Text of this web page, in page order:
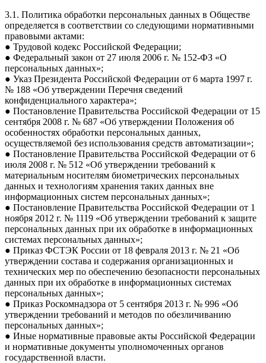
3.1. Политика обработки персональных данных в Обществе
определяется в соответствии со следующими нормативными
правовыми актами:
● Трудовой кодекс Российской Федерации;
● Федеральный закон от 27 июля 2006 г. № 152-ФЗ «О
персональных данных»;
● Указ Президента Российской Федерации от 6 марта 1997 г.
№ 188 «Об утверждении Перечня сведений
конфиденциального характера»;
● Постановление Правительства Российской Федерации от 15
сентября 2008 г. № 687 «Об утверждении Положения об
особенностях обработки персональных данных,
осуществляемой без использования средств автоматизации»;
● Постановление Правительства Российской Федерации от 6
июля 2008 г. № 512 «Об утверждении требований к
материальным носителям биометрических персональных
данных и технологиям хранения таких данных вне
информационных систем персональных данных»;
● Постановление Правительства Российской Федерации от 1
ноября 2012 г. № 1119 «Об утверждении требований к защите
персональных данных при их обработке в информационных
системах персональных данных»;
● Приказ ФСТЭК России от 18 февраля 2013 г. № 21 «Об
утверждении состава и содержания организационных и
технических мер по обеспечению безопасности персональных
данных при их обработке в информационных системах
персональных данных»;
● Приказ Роскомнадзора от 5 сентября 2013 г. № 996 «Об
утверждении требований и методов по обезличиванию
персональных данных»;
● Иные нормативные правовые акты Российской Федерации
и нормативные документы уполномоченных органов
государственной власти.